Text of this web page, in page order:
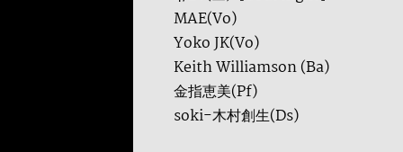
MAE(Vo)
Yoko JK(Vo)
Keith Williamson (Ba)
金指恵美(Pf)
soki-木村創生(Ds)